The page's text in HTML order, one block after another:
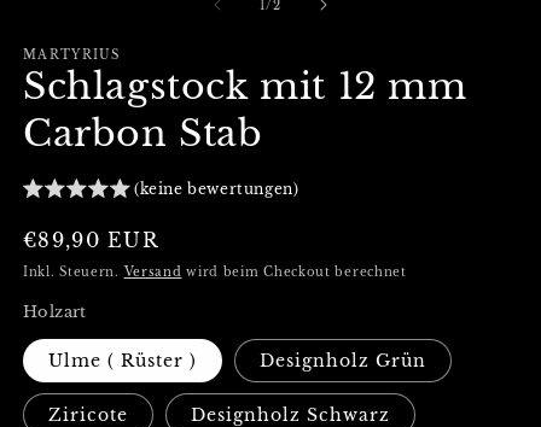
1/von
2
MARTYRIUS
Schlagstock mit 12 mm
Carbon Stab
(keine bewertungen)
Normaler
Preis
€89,90 EUR
Inkl. Steuern. Versand wird beim Checkout berechnet
Holzart
Ulme ( Rüster ) Designholz Grün
Ziricote Designholz Schwarz